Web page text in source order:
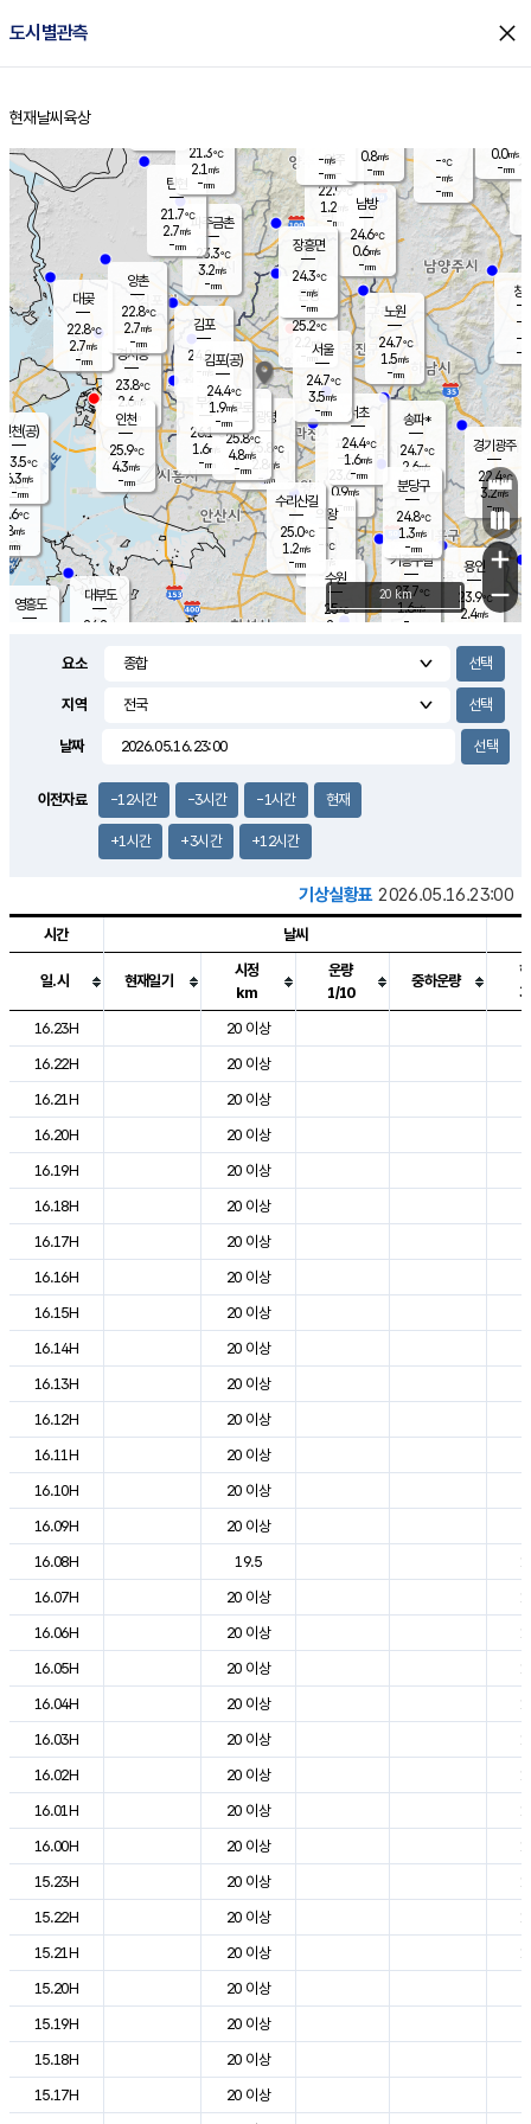
도시별관측 close
홈
현재날씨 육상
의도
℃
m/s
mm
영흥도
양주
22.9℃
1.2
-mm
과천
23.6℃
0.9m/s
- mm
용인
23.9℃
2.4m/s
경기광주
22.4℃
3.2m/s
-mm
2.1m/s
대부도
24.2
경서동
23.8℃
2.6 m/s
-mm
파주금촌
23.3℃
3.2m/s
-mm
-℃
-m/s
-mm
대곶
22.8℃
2.7m/s
-mm
창
-
-m/
-
탄현
21.7℃
2.7m/s
-mm
0.0m/s
-mm
의왕
- ℃
m/s
mm
김포
24.0℃
-m/s
mm
광명
25.8 ℃
2.8 m/s
-mm
부천
26.1℃
1.6m/s
-mm
양촌
22.8℃
2.7m/s
-mm
구로
25.8℃
4.8m/s
-mm
은평
25.2℃
2.2 m/s
- mm
노원
24.7℃
1.5m/s
-mm
송파*
24.7℃
2.6m/s
-mm
서초
24.4℃
1.6m/s
-mm
남방
24.6℃
0.6m/s
-mm
기흥구갈
23.7℃
1.6m/s
-
수리산길
25.0℃
1.2m/s
-mm
분당구
24.8℃
1.3m/s
-mm
장흥면
24.3℃
-m/s
-mm
-m/s
-mm
인천(공)
23.5℃
6.3m/s
-mm
김포(공)
24.4℃
1.9m/s
-mm
수원
25℃
2 m/s
인천
25.9℃
4.3m/s
-mm
서울
24.7℃
3.5m/s
-mm
21.3℃
2.1 m/s
-mm
0.8m/s
-mm
+
−
20 km
요소
지역
날짜
이전자료 -12시간 -3시간 -1시간 현재
+1시간 +3시간 +12시간
기상실황표 2026.05.16.23:00
도시별 기상실황표로 지점, 날씨, 기온, 강수, 바람, 기압등을 안내한 표입
시간 날씨
일.시 현재일기
시정
km
운량
1/10
중하운량
16.23H
20 이상
16.22H
20 이상
16.21H
20 이상
16.20H
20 이상
16.19H
20 이상
16.18H
20 이상
16.17H
20 이상
16.16H
20 이상
16.15H
20 이상
16.14H
20 이상
16.13H
20 이상
16.12H
20 이상
16.11H
20 이상
16.10H
20 이상
16.09H
20 이상
16.08H
19.5
16.07H
20 이상
16.06H
20 이상
16.05H
20 이상
16.04H
20 이상
16.03H
20 이상
16.02H
20 이상
16.01H
20 이상
16.00H
20 이상
15.23H
20 이상
15.22H
20 이상
15.21H
20 이상
15.20H
20 이상
15.19H
20 이상
15.18H
20 이상
15.17H
20 이상